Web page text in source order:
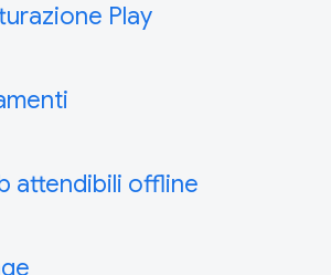
Play
attendibili offline